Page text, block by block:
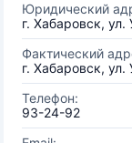
Юридический
г. Хабаровск,
Фактический
г. Хабаровск,
Телефон:
93-24-92